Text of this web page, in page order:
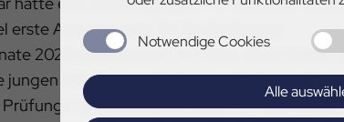
Notwendige Cookies
Alle
Anpassungen für die Al Shira’aa
2026 beschlossen. Im Fokus stand dabei,
jungen Pferde zu reduzieren und eine noch
und Bewertungsform zu